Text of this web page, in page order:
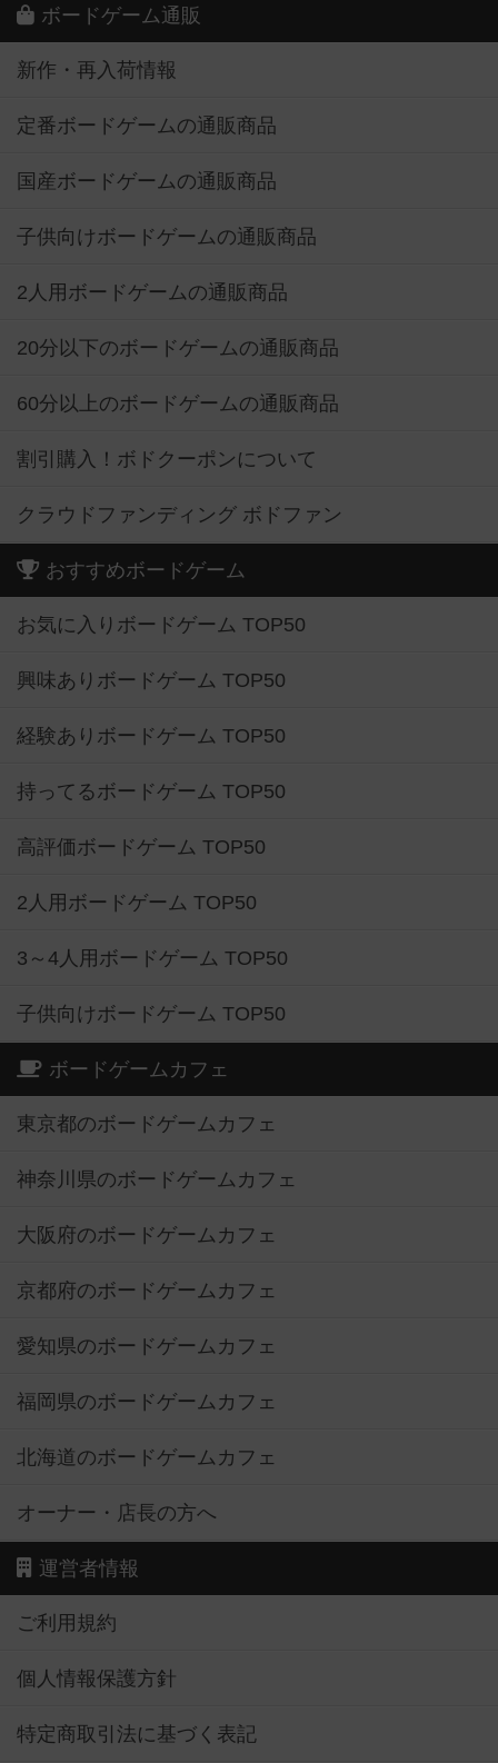
ボードゲーム通販
新作・再入荷情報
定番ボードゲームの通販商品
国産ボードゲームの通販商品
子供向けボードゲームの通販商品
2人用ボードゲームの通販商品
20分以下のボードゲームの通販商品
60分以上のボードゲームの通販商品
割引購入！ボドクーポンについて
クラウドファンディング ボドファン
おすすめボードゲーム
お気に入りボードゲーム TOP50
興味ありボードゲーム TOP50
経験ありボードゲーム TOP50
持ってるボードゲーム TOP50
高評価ボードゲーム TOP50
2人用ボードゲーム TOP50
3～4人用ボードゲーム TOP50
子供向けボードゲーム TOP50
ボードゲームカフェ
東京都のボードゲームカフェ
神奈川県のボードゲームカフェ
大阪府のボードゲームカフェ
京都府のボードゲームカフェ
愛知県のボードゲームカフェ
福岡県のボードゲームカフェ
北海道のボードゲームカフェ
オーナー・店長の方へ
運営者情報
ご利用規約
個人情報保護方針
特定商取引法に基づく表記